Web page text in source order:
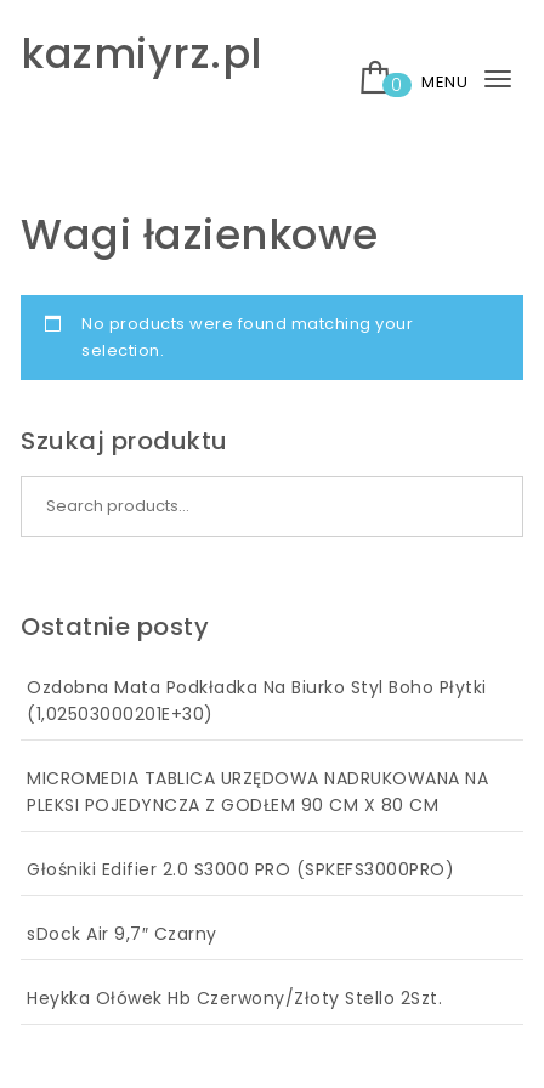
kazmiyrz.pl
0 MENU
Wagi łazienkowe
No products were found matching your
selection.
Szukaj produktu
Ostatnie posty
Ozdobna Mata Podkładka Na Biurko Styl Boho Płytki
(1,02503000201E+30)
MICROMEDIA TABLICA URZĘDOWA NADRUKOWANA NA
PLEKSI POJEDYNCZA Z GODŁEM 90 CM X 80 CM
Głośniki Edifier 2.0 S3000 PRO (SPKEFS3000PRO)
sDock Air 9,7″ Czarny
Heykka Ołówek Hb Czerwony/Złoty Stello 2Szt.